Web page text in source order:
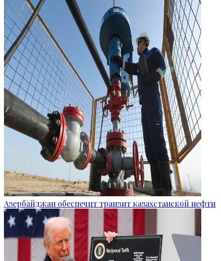
Азербайджан обеспечит транзит казахстанской нефти